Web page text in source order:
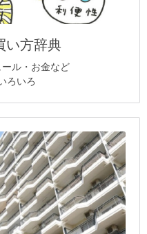
い方辞典
ル・お金など
ろいろ